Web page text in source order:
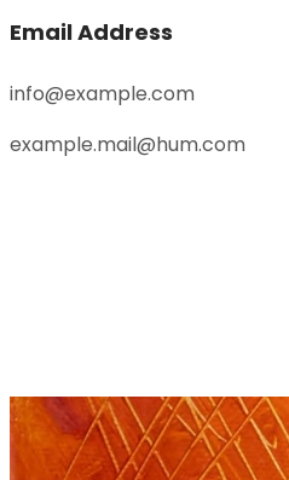
Email Address
info@example.com
example.mail@hum.com